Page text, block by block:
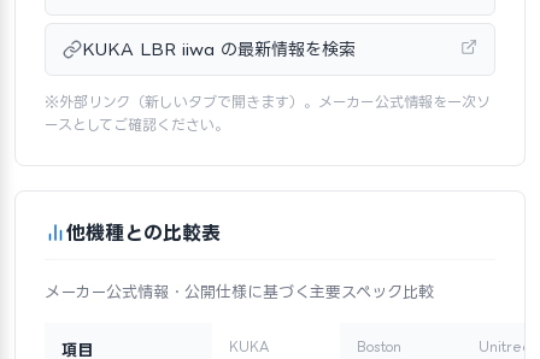
KUKA LBR iiwa の最新情報を検索
※外部リンク（新しいタブで開きます）。メーカー公式情報を一次ソ
ースとしてご確認ください。
他機種との比較表
メーカー公式情報・公開仕様に基づく主要スペック比較
項目 KUKA
Boston
Unitree